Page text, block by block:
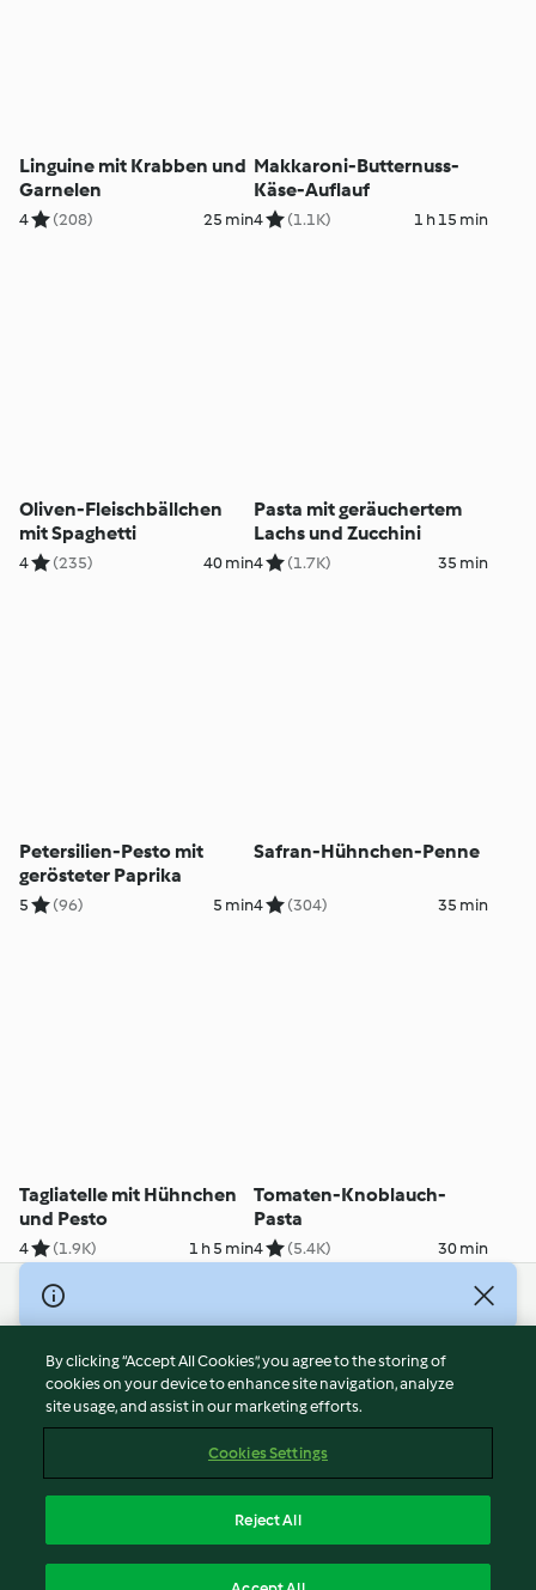
Linguine mit Krabben und
Garnelen
4 (208) 25 min
Makkaroni-Butternuss-
Käse-Auflauf
4 (1.1K) 1 h 15 min
Oliven-Fleischbällchen
mit Spaghetti
4 (235) 40 min
Pasta mit geräuchertem
Lachs und Zucchini
4 (1.7K) 35 min
Petersilien-Pesto mit
gerösteter Paprika
5 (96) 5 min
Safran-Hühnchen-Penne
4 (304) 35 min
Tagliatelle mit Hühnchen
und Pesto
4 (1.9K) 1 h 5 min
Tomaten-Knoblauch-
Pasta
4 (5.4K) 30 min
© Copyright 2026
Terms of Service
Privacy Policy
Disclaimer
Cookies
Withdraw Contract
By clicking “Accept All Cookies”, you agree to the storing of
cookies on your device to enhance site navigation, analyze
site usage, and assist in our marketing efforts.
Cookies Settings
Reject All